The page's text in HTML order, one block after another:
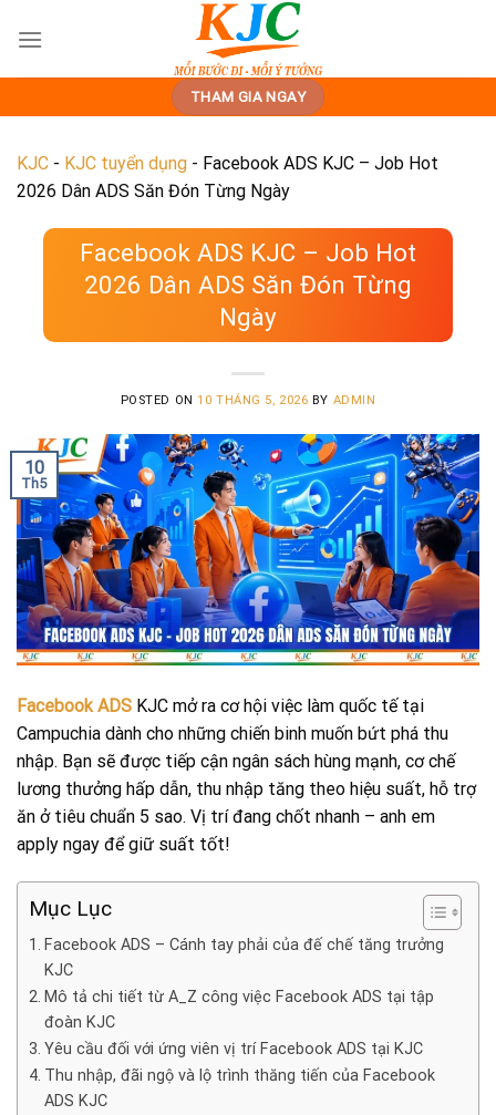
THAM GIA NGAY
KJC - KJC tuyển dụng - Facebook ADS KJC – Job Hot
2026 Dân ADS Săn Đón Từng Ngày
Facebook ADS KJC – Job Hot
2026 Dân ADS Săn Đón Từng
Ngày
POSTED ON10 THÁNG 5, 2026 BY ADMIN
10
Th5
Facebook ADS KJC mở ra cơ hội việc làm quốc tế tại
Campuchia dành cho những chiến binh muốn bứt phá thu
nhập. Bạn sẽ được tiếp cận ngân sách hùng mạnh, cơ chế
lương thưởng hấp dẫn, thu nhập tăng theo hiệu suất, hỗ trợ
ăn ở tiêu chuẩn 5 sao. Vị trí đang chốt nhanh – anh em
apply ngay để giữ suất tốt!
Mục Lục
Facebook ADS – Cánh tay phải của đế chế tăng trưởng
KJC
Mô tả chi tiết từ A_Z công việc Facebook ADS tại tập
đoàn KJC
Yêu cầu đối với ứng viên vị trí Facebook ADS tại KJC
Thu nhập, đãi ngộ và lộ trình thăng tiến của Facebook
ADS KJC